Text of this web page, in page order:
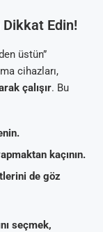
Dikkat Edin!
üstün”
cihazları,
çalışır. Bu
kaçının.
de göz
seçmek,